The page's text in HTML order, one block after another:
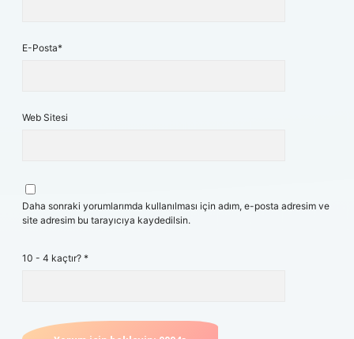
E-Posta*
Web Sitesi
Daha sonraki yorumlarımda kullanılması için adım, e-posta adresim ve
site adresim bu tarayıcıya kaydedilsin.
10 - 4 kaçtır? *